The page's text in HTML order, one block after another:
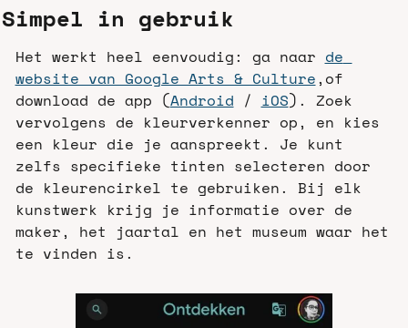
Simpel in gebruik
Het werkt heel eenvoudig: ga naar de
website van Google Arts & Culture,of
download de app (Android / iOS). Zoek
vervolgens de kleurverkenner op, en kies
een kleur die je aanspreekt. Je kunt
zelfs specifieke tinten selecteren door
de kleurencirkel te gebruiken. Bij elk
kunstwerk krijg je informatie over de
maker, het jaartal en het museum waar het
te vinden is.